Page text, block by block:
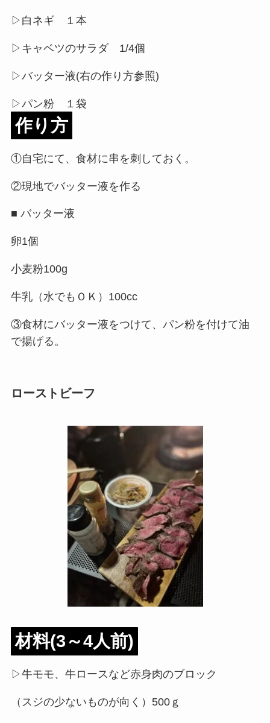
▷白ネギ １本
▷キャベツのサラダ 1/4個
▷バッター液(右の作り方参照)
▷パン粉 １袋
作り方
①自宅にて、食材に串を刺しておく。
②現地でバッター液を作る
■ バッター液
卵1個
小麦粉100g
牛乳（水でもＯＫ）100cc
③食材にバッター液をつけて、パン粉を付けて油
で揚げる。
ローストビーフ
材料(3～4人前)
▷牛モモ、牛ロースなど赤身肉のブロック
（スジの少ないものが向く）500ｇ